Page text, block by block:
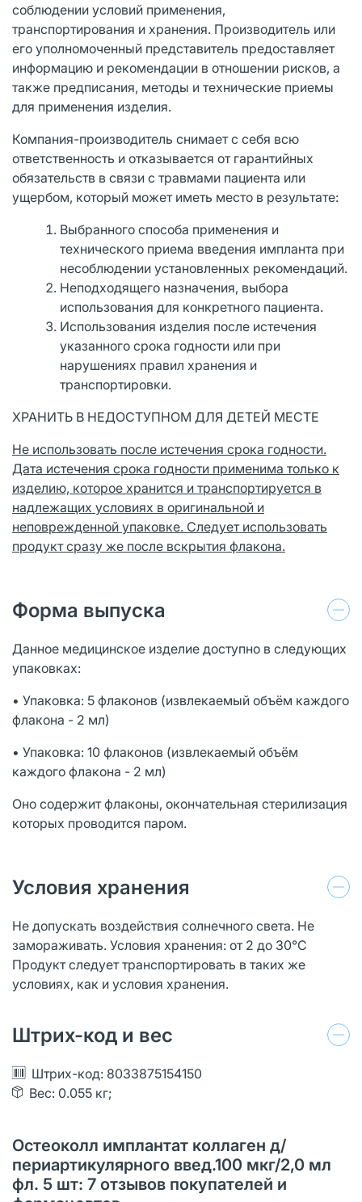
соблюдении условий применения,
транспортирования и хранения. Производитель или
его уполномоченный представитель предоставляет
информацию и рекомендации в отношении рисков, а
также предписания, методы и технические приемы
для применения изделия.
Компания-производитель снимает с себя всю
ответственность и отказывается от гарантийных
обязательств в связи с травмами пациента или
ущербом, который может иметь место в результате:
Выбранного способа применения и
технического приема введения импланта при
несоблюдении установленных рекомендаций.
Неподходящего назначения, выбора
использования для конкретного пациента.
Использования изделия после истечения
указанного срока годности или при
нарушениях правил хранения и
транспортировки.
ХРАНИТЬ В НЕДОСТУПНОМ ДЛЯ ДЕТЕЙ МЕСТЕ
Не использовать после истечения срока годности.
Дата истечения срока годности применима только к
изделию, которое хранится и транспортируется в
надлежащих условиях в оригинальной и
неповрежденной упаковке. Следует использовать
продукт сразу же после вскрытия флакона.
Форма выпуска
Данное медицинское изделие доступно в следующих
упаковках:
• Упаковка: 5 флаконов (извлекаемый объём каждого
флакона - 2 мл)
• Упаковка: 10 флаконов (извлекаемый объём
каждого флакона - 2 мл)
Оно содержит флаконы, окончательная стерилизация
которых проводится паром.
Условия хранения
Не допускать воздействия солнечного света. Не
замораживать. Условия хранения: от 2 до 30°C
Продукт следует транспортировать в таких же
условиях, как и условия хранения.
Штрих-код и вес
Штрих-код: 8033875154150
Вес: 0.055 кг;
Остеоколл имплантат коллаген д/
периартикулярного введ.100 мкг/2,0 мл
фл. 5 шт: 7 отзывов покупателей и